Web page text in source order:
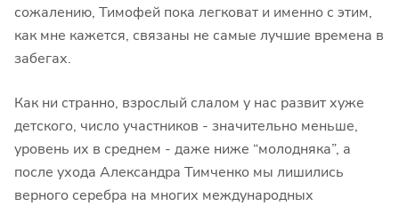
сожалению, Тимофей пока легковат и именно с этим,
как мне кажется, связаны не самые лучшие времена в
забегах.
Как ни странно, взрослый слалом у нас развит хуже
детского, число участников - значительно меньше,
уровень их в среднем - даже ниже “молодняка”, а
после ухода Александра Тимченко мы лишились
верного серебра на многих международных